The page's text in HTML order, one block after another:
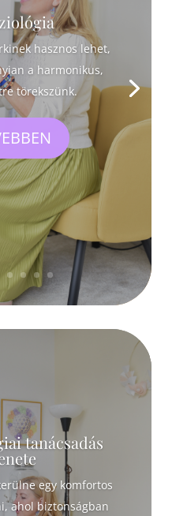
hasznos lehet,
a harmonikus,
törekszünk.
tanácsadás
egy komfortos
ahol biztonságban